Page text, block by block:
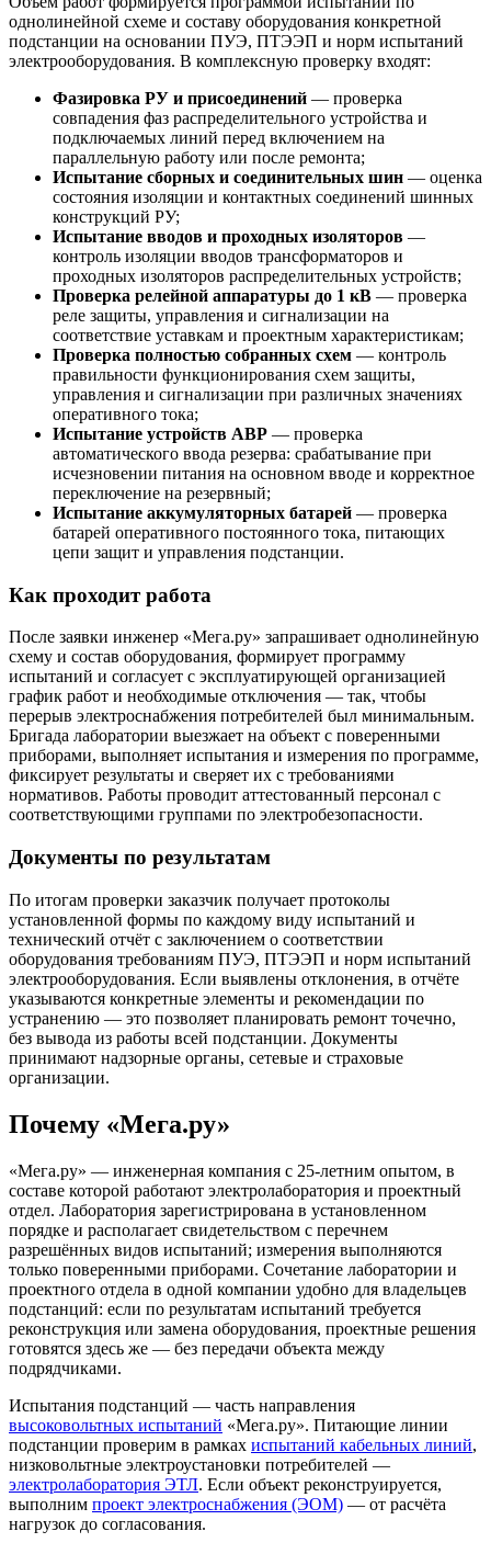
однолинейной схеме и составу оборудования конкретной
подстанции на основании ПУЭ, ПТЭЭП и норм испытаний
электрооборудования. В комплексную проверку входят:
Фазировка РУ и присоединений — проверка
совпадения фаз распределительного устройства и
подключаемых линий перед включением на
параллельную работу или после ремонта;
Испытание сборных и соединительных шин — оценка
состояния изоляции и контактных соединений шинных
конструкций РУ;
Испытание вводов и проходных изоляторов —
контроль изоляции вводов трансформаторов и
проходных изоляторов распределительных устройств;
Проверка релейной аппаратуры до 1 кВ — проверка
реле защиты, управления и сигнализации на
соответствие уставкам и проектным характеристикам;
Проверка полностью собранных схем — контроль
правильности функционирования схем защиты,
управления и сигнализации при различных значениях
оперативного тока;
Испытание устройств АВР — проверка
автоматического ввода резерва: срабатывание при
исчезновении питания на основном вводе и корректное
переключение на резервный;
Испытание аккумуляторных батарей — проверка
батарей оперативного постоянного тока, питающих
цепи защит и управления подстанции.
Как проходит работа
После заявки инженер «Мега.ру» запрашивает однолинейную
схему и состав оборудования, формирует программу
испытаний и согласует с эксплуатирующей организацией
график работ и необходимые отключения — так, чтобы
перерыв электроснабжения потребителей был минимальным.
Бригада лаборатории выезжает на объект с поверенными
приборами, выполняет испытания и измерения по программе,
фиксирует результаты и сверяет их с требованиями
нормативов. Работы проводит аттестованный персонал с
соответствующими группами по электробезопасности.
Документы по результатам
По итогам проверки заказчик получает протоколы
установленной формы по каждому виду испытаний и
технический отчёт с заключением о соответствии
оборудования требованиям ПУЭ, ПТЭЭП и норм испытаний
электрооборудования. Если выявлены отклонения, в отчёте
указываются конкретные элементы и рекомендации по
устранению — это позволяет планировать ремонт точечно,
без вывода из работы всей подстанции. Документы
принимают надзорные органы, сетевые и страховые
организации.
Почему «Мега.ру»
«Мега.ру» — инженерная компания с 25-летним опытом, в
составе которой работают электролаборатория и проектный
отдел. Лаборатория зарегистрирована в установленном
порядке и располагает свидетельством с перечнем
разрешённых видов испытаний; измерения выполняются
только поверенными приборами. Сочетание лаборатории и
проектного отдела в одной компании удобно для владельцев
подстанций: если по результатам испытаний требуется
реконструкция или замена оборудования, проектные решения
готовятся здесь же — без передачи объекта между
подрядчиками.
Испытания подстанций — часть направления
высоковольтных испытаний «Мега.ру». Питающие линии
подстанции проверим в рамках испытаний кабельных линий,
низковольтные электроустановки потребителей —
электролаборатория ЭТЛ. Если объект реконструируется,
выполним проект электроснабжения (ЭОМ) — от расчёта
нагрузок до согласования.